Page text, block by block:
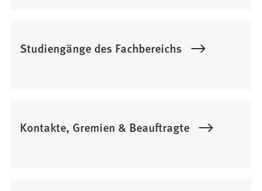
Studiengänge des Fachbereichs
Kontakte, Gremien & Beauftragte